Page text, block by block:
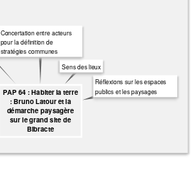
PAP 64 : Habiter la terre
: Bruno Latour et la
démarche paysagère
sur le grand site de
Bibracte
Réflexions sur les espaces
publics et les paysages
Sens des lieux
Concertation entre acteurs
pour la définition de
stratégies communes